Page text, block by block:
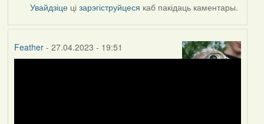
Увайдзіце цізарэгіструйцеся каб пакідаць каментары.
Feather- 27.04.2023 - 19:51